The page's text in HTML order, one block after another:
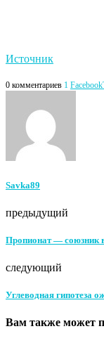
Источник
0 комментариев 1 Facebook
Savka89
предыдущий
Пропионат — союзник
следующий
Углеводная гипотеза
Вам также может